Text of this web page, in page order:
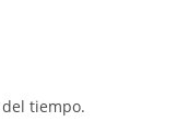
tiempo.